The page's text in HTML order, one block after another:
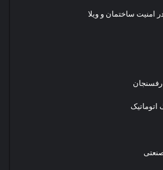
ساختمان و ویلا